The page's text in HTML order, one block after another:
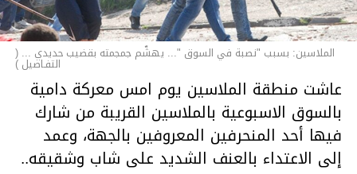
الملاسين: بسبب "نصبة في السوق "... يهشّم جمجمته بقضيب حديدي ... (
التفـاصيل )
عاشت منطقة الملاسين يوم امس معركة دامية
بالسوق الاسبوعية بالملاسين القريبة من شارك
فيها أحد المنحرفين المعروفين بالجهة، وعمد
إلى الاعتداء بالعنف الشديد على شاب وشقيقه..